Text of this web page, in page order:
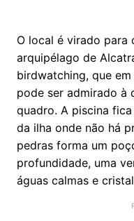
O local é virado para
arquipélago de
birdwatching, que
pode ser admirado à
quadro. A piscina
da ilha onde não há
pedras forma um
profundidade, uma
águas calmas e